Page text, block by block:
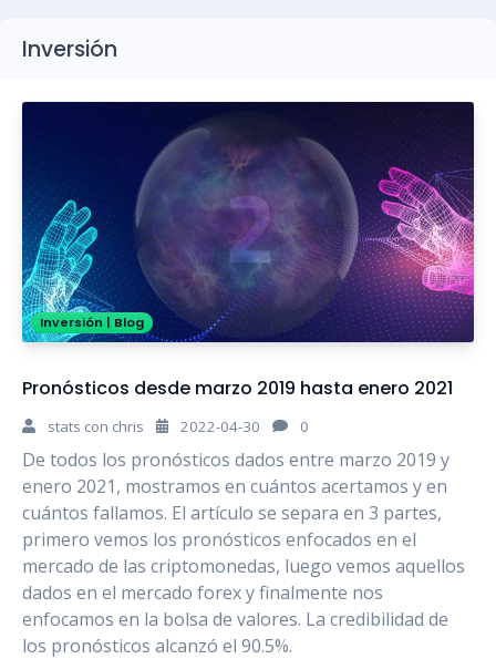
Inversión
Inversión | Blog
Pronósticos desde marzo 2019 hasta enero 2021
stats con chris 2022-04-30 0
De todos los pronósticos dados entre marzo 2019 y
enero 2021, mostramos en cuántos acertamos y en
cuántos fallamos. El artículo se separa en 3 partes,
primero vemos los pronósticos enfocados en el
mercado de las criptomonedas, luego vemos aquellos
dados en el mercado forex y finalmente nos
enfocamos en la bolsa de valores. La credibilidad de
los pronósticos alcanzó el 90.5%.